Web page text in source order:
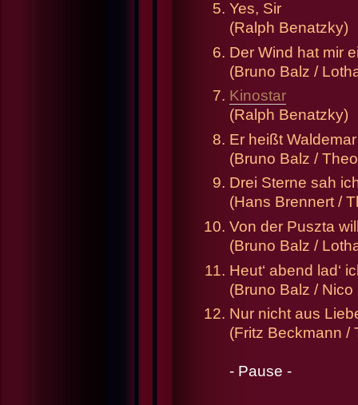
Yes, Sir
(Ralph Benatzky)
Der Wind hat mir
(Bruno Balz /
Kinostar
(Ralph Benatzky)
Er heißt Waldemar
(Bruno Balz /
Drei Sterne sah
(Hans Brennert /
Von der Puszta
(Bruno Balz /
Heut‘ abend lad‘
(Bruno Balz / Nico
Nur nicht aus
(Fritz Beckmann /
- Pause -